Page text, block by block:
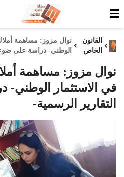
القانون
الخاص
نوال مزوز: مساهمة
الوطني- دراسة على ضوء
نوال مزوز: مساهمة
في الاستثمار الوطني-
التقارير الرسمية-